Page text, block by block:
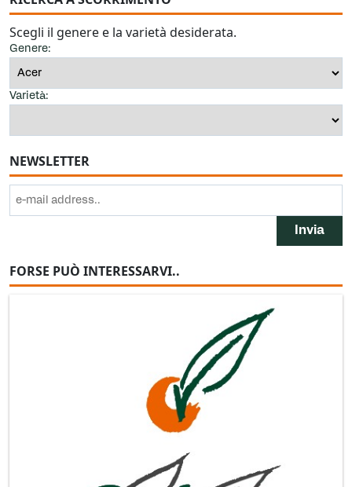
Scegli il genere e la varietà desiderata.
Genere:
Varietà:
NEWSLETTER
FORSE PUÒ INTERESSARVI..